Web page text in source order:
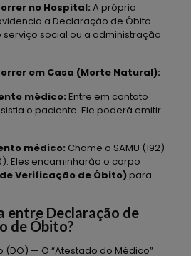
no Hospital: A própria
a Declaração de Óbito.
social ou a administração
em Casa (Morte Natural):
médico: Entre em contato
o paciente. Ele poderá emitir
médico: Chame o SAMU (192)
Eles encaminharão o corpo
de Verificação de Óbito)para
entre Declaração de
de Óbito?
(DO) — O “Atestado do Médico”